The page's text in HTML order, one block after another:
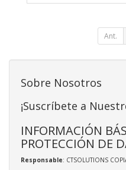
Ant.
Sobre Nosotros
¡Suscríbete a
INFORMACIÓN
PROTECCIÓN DE
Responsable: CTSOLUTIONS